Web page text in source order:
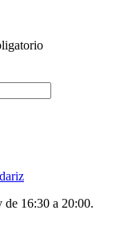
de 16:30 a 20:00.